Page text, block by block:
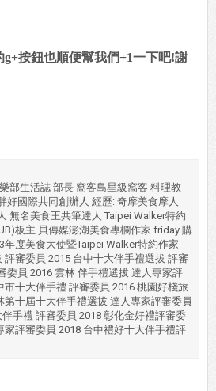
按鈕也順便幫我們+1一下吧!謝
部生活誌 部長 窩客島星級窩客 料理教
好國際共同創辦人 經歷: 奇摩美食摩人
無名美食王共筆達人 Taipei Walker特約
板主 貝傳媒澎湖美食專欄作家 friday 購
年度美食大使暨Taipei Walker特約作家
評審委員 2015 台中十大伴手禮選拔 評審
委員 2016 雲林 伴手禮選拔 達人專家評
市十大伴手禮 評審委員 2016 桃園好棧旅
第十屆十大伴手禮選拔 達人專家評審委員
手禮 評審委員 2018 彰化金好禮評審委
家評審委員 2018 台中禮好十大伴手禮評